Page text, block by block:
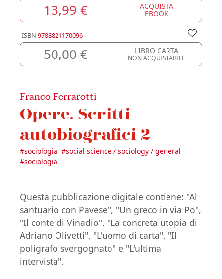
13,99 € ACQUISTA
EBOOK
ISBN 9788821170096
50,00 € LIBRO CARTA
NON ACQUISTABILE
Franco Ferrarotti
Opere. Scritti
autobiografici 2
#sociologia #social science / sociology / general
#sociologia
Questa pubblicazione digitale contiene: "Al
santuario con Pavese", "Un greco in via Po",
"Il conte di Vinadio", "La concreta utopia di
Adriano Olivetti", "L'uomo di carta", "Il
poligrafo svergognato" e "L'ultima
intervista".